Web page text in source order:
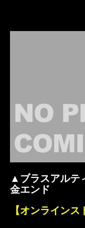
▲ブラスアル
金エンド
【オンライン